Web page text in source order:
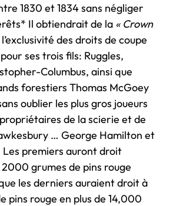
1830 et 1834 sans négliger
Il obtiendrait de la « Crown
l’exclusivité des droits de coupe
ses trois fils: Ruggles,
Columbus, ainsi que
forestiers Thomas McGoey
oublier les plus gros joueurs
de la scierie et de
… George Hamilton et
Les premiers auront droit
grumes de pins rouge
les derniers auraient droit à
pins rouge en plus de 14,000